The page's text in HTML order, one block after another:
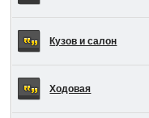
Кузов и салон
Ходовая